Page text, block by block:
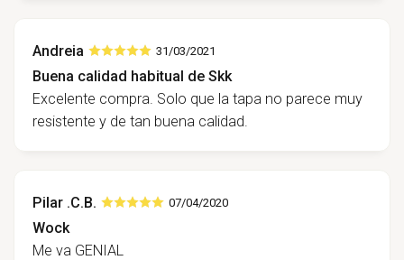
Andreia 31/03/2021
Buena calidad habitual de Skk
Excelente compra. Solo que la tapa no parece muy
resistente y de tan buena calidad.
Pilar .C.B. 07/04/2020
Wock
Me va GENIAL